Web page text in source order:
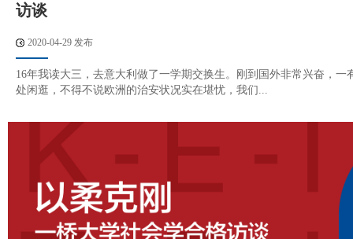
访谈
2020-04-29 发布
16年我读大三，去意大利做了一学期交换生。刚到国外非常兴奋，一
处闲逛，不得不说欧洲的治安状况实在堪忧，我们...